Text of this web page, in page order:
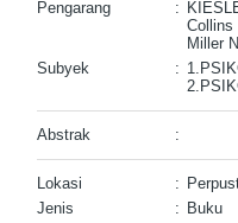
Pengarang :
Collins
Miller
Subyek
:
Abstrak :
Lokasi :
Jenis
: Buku